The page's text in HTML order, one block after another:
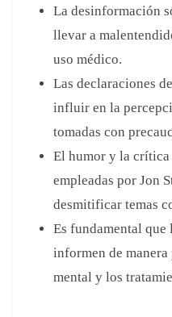
empleadas por Jon
desmitificar temas
Es fundamental que
informen de
mental y los
Preguntas
1. ¿Qué
La ketamina es un
en medicina, que ha